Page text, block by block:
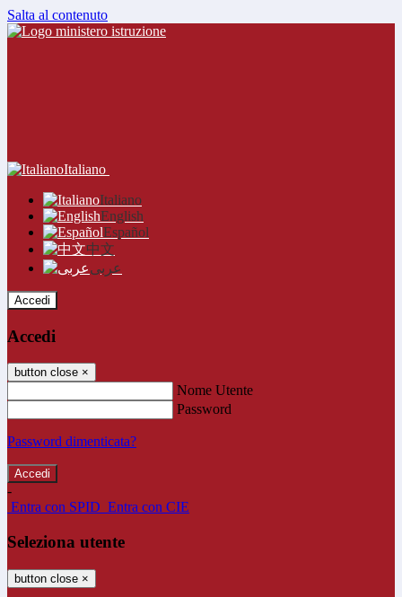
Salta al contenuto
Italiano
Italiano
English
Español
中文
عربى
Accedi
Accedi
button close ×
Nome Utente
Password
Password dimenticata?
-
Entra con SPID Entra con CIE
Seleziona utente
button close ×